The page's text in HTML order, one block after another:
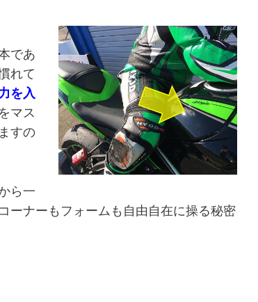
であ
れて
を入
マス
すの
ら一
ーナーもフォームも自由自在に操る秘密